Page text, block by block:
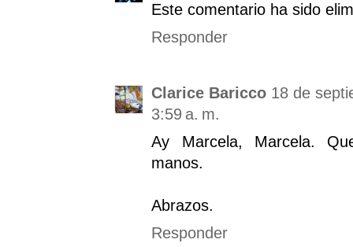
Este comentario ha sido
Responder
Clarice Baricco 18 de
3:59 a. m.
Ay Marcela, Marcela.
manos.
Abrazos.
Responder